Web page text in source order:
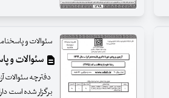
سئوالات و
سئوالات و
برگزار شده است دارای 90 سئوال با موضوعات